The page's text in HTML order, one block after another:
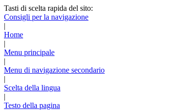
Tasti di scelta rapida del sito:
Consigli per la navigazione
|
Home
|
Menu principale
|
Menu di navigazione secondario
|
Scelta della lingua
|
Testo della pagina